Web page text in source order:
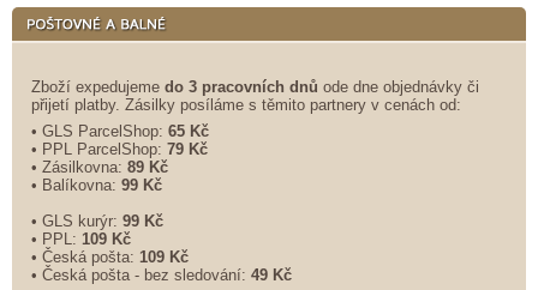
Zboží expedujeme do 3 pracovních dnů ode dne objednávky či
přijetí platby. Zásilky posíláme s těmito partnery v cenách od:
• GLS ParcelShop: 65 Kč
• PPL ParcelShop: 79 Kč
• Zásilkovna: 89 Kč
• Balíkovna: 99 Kč
• GLS kurýr: 99 Kč
• PPL: 109 Kč
• Česká pošta: 109 Kč
• Česká pošta - bez sledování: 49 Kč